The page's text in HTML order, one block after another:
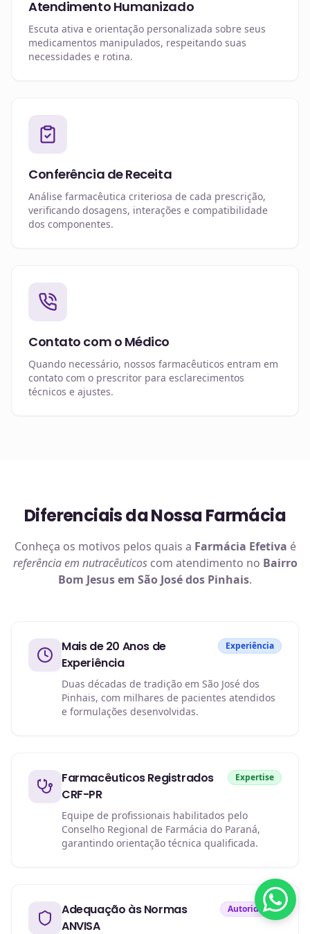
Atendimento Humanizado
Escuta ativa e orientação personalizada sobre seus
medicamentos manipulados, respeitando suas
necessidades e rotina.
Conferência de Receita
Análise farmacêutica criteriosa de cada prescrição,
verificando dosagens, interações e compatibilidade
dos componentes.
Contato com o Médico
Quando necessário, nossos farmacêuticos entram em
contato com o prescritor para esclarecimentos
técnicos e ajustes.
Diferenciais da Nossa Farmácia
Conheça os motivos pelos quais a Farmácia Efetiva é
referência em nutracêuticoscom atendimento no Bairro
Bom Jesus em São José dos Pinhais.
Mais de 20 Anos de
Experiência
Experiência
Duas décadas de tradição em São José dos
Pinhais, com milhares de pacientes atendidos
e formulações desenvolvidas.
Farmacêuticos Registrados
CRF-PR
Expertise
Equipe de profissionais habilitados pelo
Conselho Regional de Farmácia do Paraná,
garantindo orientação técnica qualificada.
Adequação às Normas
ANVISA
Autoridade